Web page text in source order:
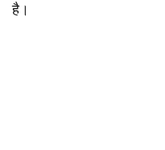
है।